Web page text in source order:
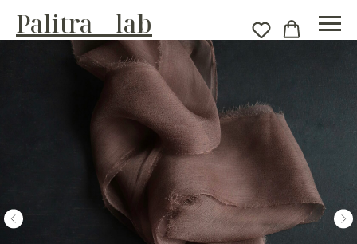
Palitra__lab